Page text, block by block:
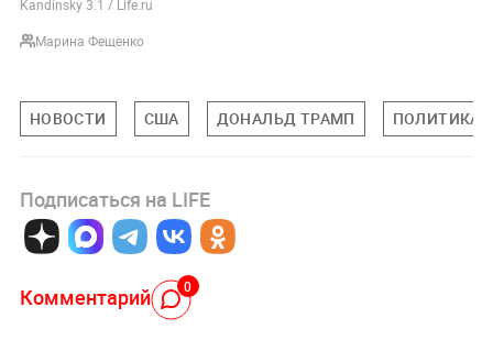
Kandinsky 3.1 / Life.ru
Марина Фещенко
НОВОСТИ США ДОНАЛЬД ТРАМП ПОЛИТИКА
Подписаться на LIFE
Комментарий 0